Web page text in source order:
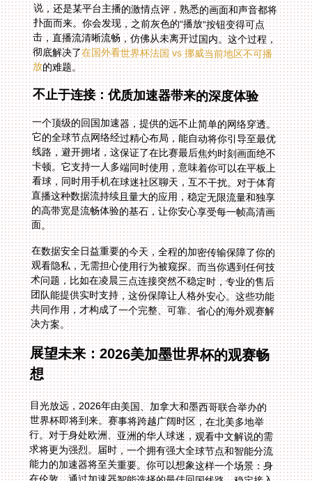
彻底解决了在国外看世界杯法国 vs 挪威当前地区不可播
放的难题。
不止于连接：优质加速器带来的深度体验
一个顶级的回国加速器，提供的远不止简单的网络穿透。
它的全球节点网络经过精心布局，能自动将你引导至最优
线路，避开拥堵，这保证了在比赛最后焦灼时刻画面绝不
卡顿。它支持一人多端同时使用，意味着你可以在平板上
看球，同时用手机在球迷社区聊天，互不干扰。对于体育
直播这种数据流持续且量大的应用，稳定无限流量和独享
的高带宽是流畅体验的基石，让你安心享受每一帧高清画
面。
在数据安全日益重要的今天，全程的加密传输保障了你的
观看隐私，无需担心使用行为被窥探。而当你遇到任何技
术问题，比如在凌晨三点连接突然不稳定时，专业的售后
团队能提供实时支持，这份保障让人格外安心。这些功能
共同作用，才构成了一个完整、可靠、省心的海外观赛解
决方案。
展望未来：2026美加墨世界杯的观赛畅
想
目光放远，2026年由美国、加拿大和墨西哥联合举办的
世界杯即将到来。赛事将跨越广阔时区，在北美多地举
行。对于身处欧洲、亚洲的华人球迷，观看中文解说的需
求将更为强烈。届时，一个拥有强大全球节点和智能分流
能力的加速器将至关重要。你可以想象这样一个场景：身
在伦敦，通过加速器智能选择的最佳回国线路，稳定接入
国内的直播平台，流畅观看一场在温哥华傍晚举行的、由
中文解说员评述的决赛。智能分流技术会确保直播数据优
先通过专为影音优化的通道，即使你家人同时在用同一条
线路进行视频通话，你的比赛画面依然丝滑。这将是技术